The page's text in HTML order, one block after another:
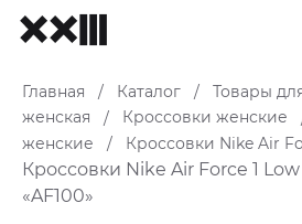
Главная / Каталог / Товары
женская
/ Кроссовки женские
женские
/ Кроссовки Nike Air
Кроссовки Nike Air Force 1
«AF100»